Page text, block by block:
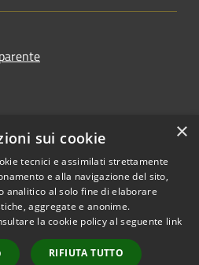
Copyright © 2026 • Comune di
Marliana • Powered by
Municipium•
Accesso
×
sui cookie
tecnici e assimilati strettamente
e alla navigazione del sito,
analitico al solo fine di elaborare
aggregate e anonime.
la cookie policy al seguente link
RIFIUTA TUTTO